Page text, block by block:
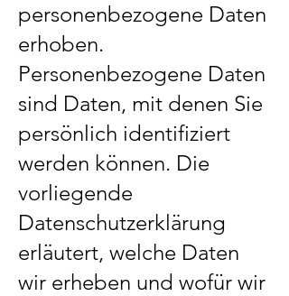
personenbezogene Daten
erhoben.
Personenbezogene Daten
sind Daten, mit denen Sie
persönlich identifiziert
werden können. Die
vorliegende
Datenschutzerklärung
erläutert, welche Daten
wir erheben und wofür wir